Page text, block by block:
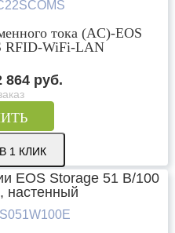
тока (AC)-EOS
RFID-WiFi-LAN
864 руб.
1 КЛИК